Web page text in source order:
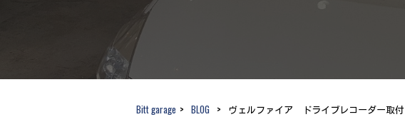
Bitt garage > BLOG > ヴェルファイア ドライブレコーダー取付